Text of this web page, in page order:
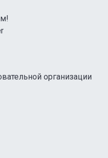
организации